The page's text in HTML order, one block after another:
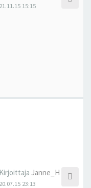
21.11.15 15:15
Kirjoittaja Janne_H
20.07.15 23:13